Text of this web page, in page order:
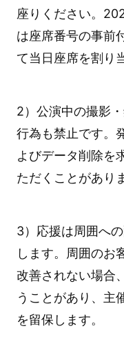
座りください。
は座席番号の事前
て当日座席を割り
2）公演中の撮影
行為も禁止です。
よびデータ削除を
ただくことがあり
3）応援は周囲へ
します。周囲のお
改善されない場合
うことがあり、主
を留保します。